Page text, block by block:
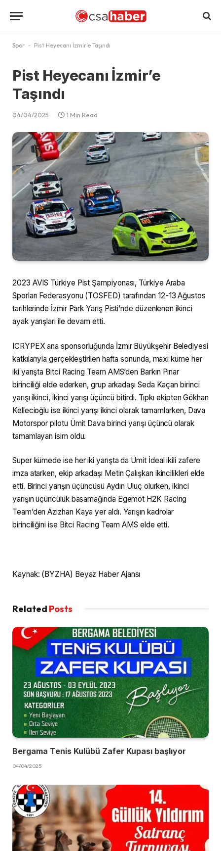
Spor - Pist Heyecanı İzmir’e Taşındı
Pist Heyecanı İzmir’e
Taşındı
04/04/2025 1 Min Read
2023 AVIS Türkiye Pist Şampiyonası, Türkiye Araba
Sporları Federasyonu (TOSFED) tarafından 12-13 Ağustos
tarihlerinde İzmir Park Yarış Pisti’nde düzenlenen ikinci
ayak yarışları ile devam etti.
ICRYPEX ana sponsorluğunda İzmir Büyükşehir Belediyesi
katkılarıyla gerçekleştirilen hafta sonunda, maxi küme her
iki yarışta Bitci Racing Team AMS’den Barkın Pınar
birinciliği elde ederken, grup arkadaşı Seda Kaçan birinci
yarışı ikinci, ikinci yarışı üçüncü bitirdi. Tıpkı ekipten Gökhan
Kellecioğlu ise ikinci yarışı ikinci olarak tamamlarken, Dava
Motorspor pilotu Ümit Dava birinci yarışı üçüncü olarak
tamamlayan isim oldu.
Super kümede ise her iki yarışta da Ümit İdeal ikili zafere
imza atarken, ekip arkadaşı Metin Çalışkan ikincilikleri elde
etti. Birinci yarışın üçüncüsü Aydın Uluç olurken, ikinci
yarışın üçüncülük basamağında Egemot H2K Racing
Team’den Azizhan Kaya yer aldı. Yarışın kadrolar
birinciliğini ise Bitci Racing Team AMS elde etti.
Kaynak: (BYZHA) Beyaz Haber Ajansı
Related Posts
Bergama Tenis Kulübü Zafer Kupası başlıyor
04/04/2025